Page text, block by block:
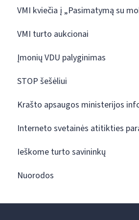
VMI kviečia į „Pasimatymą su
VMI turto aukcionai
Įmonių VDU palyginimas
STOP šešėliui
Krašto apsaugos ministerijos
Interneto svetainės atitikties
Ieškome turto savininkų
Nuorodos